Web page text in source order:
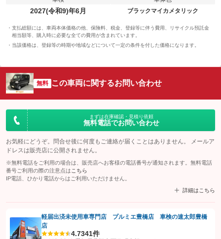
2027(令和9)年6月
ブラックマイカメタリック
支払総額には、車両本体価格の他、保険料、税金、登録等に伴う費用、リサイクル預託金
相当額等、購入時に必要な全ての費用が含まれています。
当該価格は、登録等の時期や地域などについて一定の条件を付した価格になります。
無料 この車両に関するお問い合わせ
まずは在庫確認・見積り依頼
無料電話でお問い合わせ
お気軽にどうぞ。問合せ後に何度もご連絡が届くことはありません。 メールア
ドレスは販売店に公開されません。
※無料電話をご利用の場合は、販売店へお客様の電話番号が通知されます。無料電話
番号ご利用の際の注意点は こちら
IP電話、ひかり電話からはご利用いただけません。
詳細はこちら
【STEP1】認証画面でグーネットを友だち追加してから「許可する」ボタンを押
軽届出済未使用車専門店 プルミエ豊橋店 車検の速太郎豊橋
店
4.7341件